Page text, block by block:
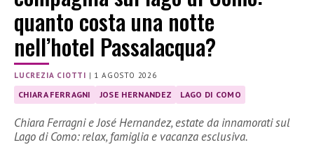
quanto costa una notte
nell’hotel Passalacqua?
LUCREZIA CIOTTI | 1 AGOSTO 2026
CHIARA FERRAGNI JOSE HERNANDEZ LAGO DI COMO
Chiara Ferragni e José Hernandez, estate da innamorati sul
Lago di Como: relax, famiglia e vacanza esclusiva.